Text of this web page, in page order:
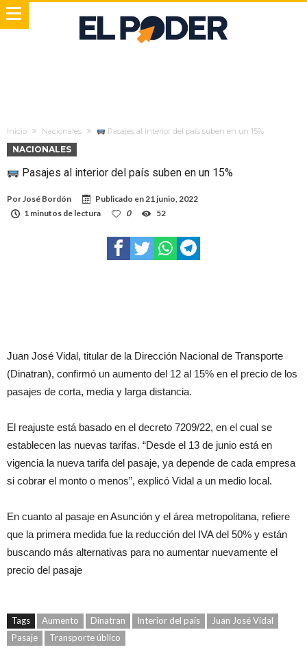
Inicio Nacionales Pasajes al interior del país suben en un 15%
NACIONALES
Pasajes al interior del país suben en un 15%
PorJosé Bordón Publicado en21 junio, 2022
1 minutos de lectura
0 52
Juan José Vidal, titular de la Dirección Nacional de Transporte
(Dinatran), confirmó un aumento del 12 al 15% en el precio de los
pasajes de corta, media y larga distancia.
El reajuste está basado en el decreto 7209/22, en el cual se
establecen las nuevas tarifas. “Desde el 13 de junio está en
vigencia la nueva tarifa del pasaje, ya depende de cada empresa
si cobrar el monto o menos”, explicó Vidal a un medio local.
En cuanto al pasaje en Asunción y el área metropolitana, refiere
que la primera medida fue la reducción del IVA del 50% y están
buscando más alternativas para no aumentar nuevamente el
precio del pasaje
Tags Aumento Dinatran Interior del país
Juan José Vidal
Pasaje
Transporte úblico